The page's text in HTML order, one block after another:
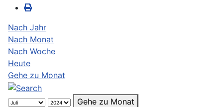
Nach Jahr
Nach Monat
Nach Woche
Heute
Gehe zu Monat
Gehe zu Monat